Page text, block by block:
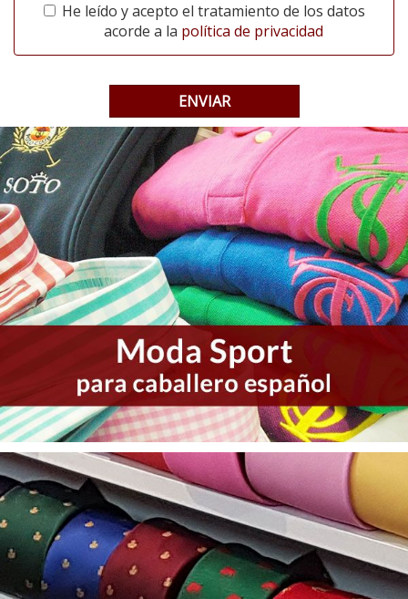
He leído y acepto el tratamiento de los datos
acorde a la política de privacidad
ENVIAR